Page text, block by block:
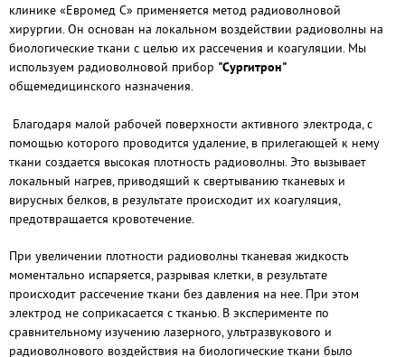
клинике «Евромед С» применяется метод радиоволновой
хирургии. Он основан на локальном воздействии радиоволны на
биологические ткани с целью их рассечения и коагуляции. Мы
используем радиоволновой прибор "Сургитрон"
общемедицинского назначения.
Благодаря малой рабочей поверхности активного электрода, с
помощью которого проводится удаление, в прилегающей к нему
ткани создается высокая плотность радиоволны. Это вызывает
локальный нагрев, приводящий к свертыванию тканевых и
вирусных белков, в результате происходит их коагуляция,
предотвращается кровотечение.
При увеличении плотности радиоволны тканевая жидкость
моментально испаряется, разрывая клетки, в результате
происходит рассечение ткани без давления на нее. При этом
электрод не соприкасается с тканью. В эксперименте по
сравнительному изучению лазерного, ультразвукового и
радиоволнового воздействия на биологические ткани было